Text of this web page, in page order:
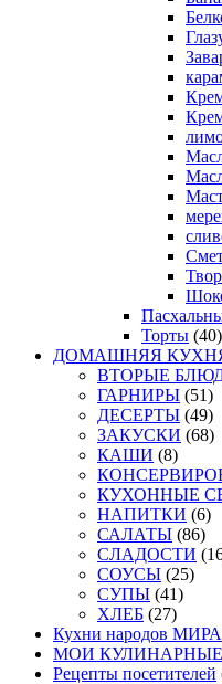
Торты (40)
ДОМАШНЯЯ
ВТОРЫЕ
ГАРНИРЫ (51)
ДЕСЕРТЫ (49)
ЗАКУСКИ (68)
КАШИ (8)
КУХОННЫЕ
НАПИТКИ (6)
САЛАТЫ (86)
СЛАДОСТИ
СОУСЫ (25)
СУПЫ (41)
ХЛЕБ (27)
Кухни народов МИРА
МОИ
Рецепты посетителей